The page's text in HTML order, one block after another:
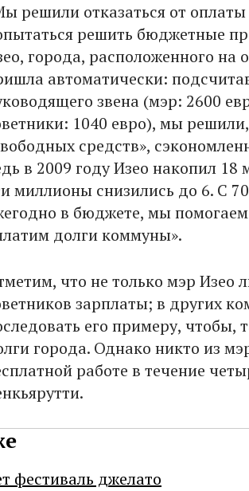
решили отказаться от
решить бюджетные
города, расположенного на
автоматически:
звена (мэр: 2600
1040 евро), мы
средств»,
в 2009 году Изео накопил
миллионы снизились до 6. С
в бюджете, мы
долги коммуны».
что не только мэр Изео
зарплаты; в других
его примеру, чтобы,
города. Однако никто из
работе в течение
фестиваль джелато